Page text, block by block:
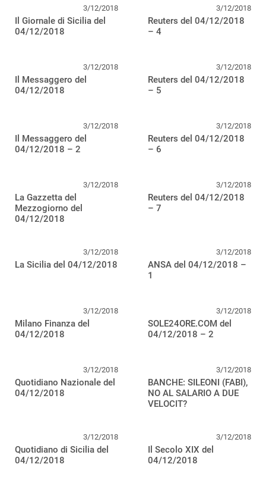
3/12/2018
Il Giornale di Sicilia del
04/12/2018
3/12/2018
Reuters del 04/12/2018
– 4
3/12/2018
Il Messaggero del
04/12/2018
3/12/2018
Reuters del 04/12/2018
– 5
3/12/2018
Il Messaggero del
04/12/2018 – 2
3/12/2018
Reuters del 04/12/2018
– 6
3/12/2018
La Gazzetta del
Mezzogiorno del
04/12/2018
3/12/2018
Reuters del 04/12/2018
– 7
3/12/2018
La Sicilia del 04/12/2018
3/12/2018
ANSA del 04/12/2018 –
1
3/12/2018
Milano Finanza del
04/12/2018
3/12/2018
SOLE24ORE.COM del
04/12/2018 – 2
3/12/2018
Quotidiano Nazionale del
04/12/2018
3/12/2018
BANCHE: SILEONI (FABI),
NO AL SALARIO A DUE
VELOCIT?
3/12/2018
Quotidiano di Sicilia del
04/12/2018
3/12/2018
Il Secolo XIX del
04/12/2018